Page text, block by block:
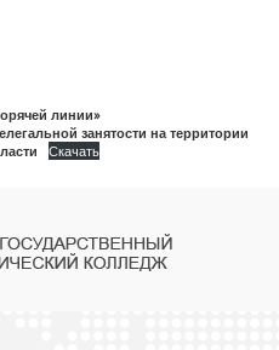
линии»
занятости на территории
Скачать